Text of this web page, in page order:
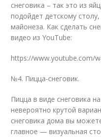
снеговика – так это из
подойдет детскому
майонеза. Как сделать
видео из YouTube:
https://www.youtube.com/
№4. Пицца-снеговик.
Пицца в виде снеговика
невероятно крутой
снеговика дома вы
главное — визуальная